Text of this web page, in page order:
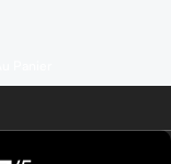
●●●○○